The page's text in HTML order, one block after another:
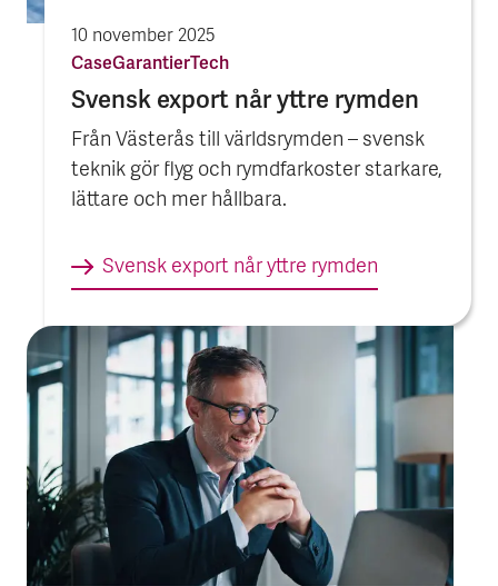
10 november 2025
CaseGarantierTech
Svensk export når yttre rymden
Från Västerås till världsrymden – svensk
teknik gör flyg och rymdfarkoster starkare,
lättare och mer hållbara.
Svensk export når yttre rymden